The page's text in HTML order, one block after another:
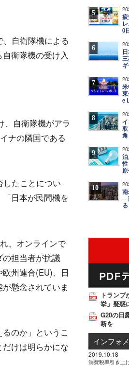
自衛隊機による
衛隊機の受け入
、自衛隊機がアラ
ナの隣国である
たことについ
日本が民間機を
、オンラインで
担当者が抗議
州連合(EU)、日
懸念されていま
のか」というこ
けは明らかにな
5
0
6
7
e
8
角
9
10
─
る
トラン
挙」疑惑
G20の日
断を
インフォ
2019.10.18
消費税率引き上